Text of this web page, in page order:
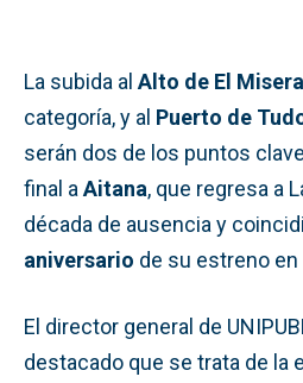
La subida al Alto de El
categoría, y al Puerto de
serán dos de los puntos
final a Aitana, que regresa a
década de ausencia y
aniversario de su estreno
El director general de
destacado que se trata de la